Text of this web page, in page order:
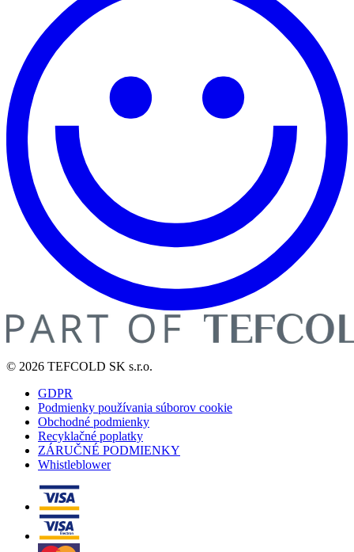
© 2026 TEFCOLD SK s.r.o.
GDPR
Podmienky používania súborov cookie
Obchodné podmienky
Recyklačné poplatky
ZÁRUČNÉ PODMIENKY
Whistleblower